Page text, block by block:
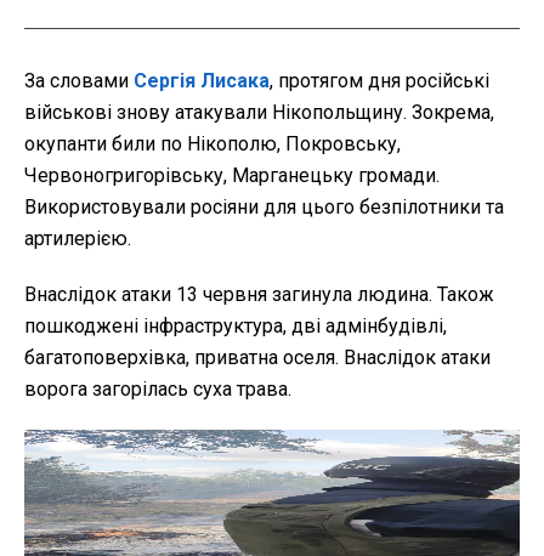
За словами Сергія Лисака, протягом дня російські
військові знову атакували Нікопольщину. Зокрема,
окупанти били по Нікополю, Покровську,
Червоногригорівську, Марганецьку громади.
Використовували росіяни для цього безпілотники та
артилерією.
Внаслідок атаки 13 червня загинула людина. Також
пошкоджені інфраструктура, дві адмінбудівлі,
багатоповерхівка, приватна оселя. Внаслідок атаки
ворога загорілась суха трава.